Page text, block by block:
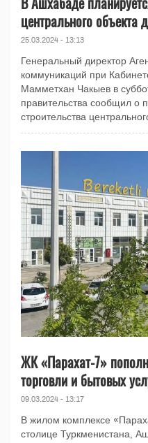
центрального объекта
25.03.2024 - 13:13
Генеральный директор
коммуникаций при
Мамметхан Чакыев в
правительства сообщил о
строительства
ЖК «Парахат-7»
торговли и бытовых
09.03.2024 - 13:17
В жилом комплексе
столице Туркменистана,